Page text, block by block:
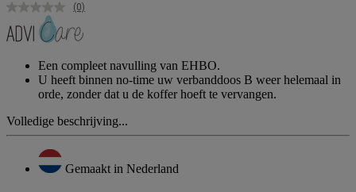
Geen
scorewaarde.
Dezelfde
(0)
Een compleet navulling van EHBO.
U heeft binnen no-time uw verbanddoos B weer helemaal in
orde, zonder dat u de koffer hoeft te vervangen.
Volledige beschrijving...
Gemaakt in Nederland